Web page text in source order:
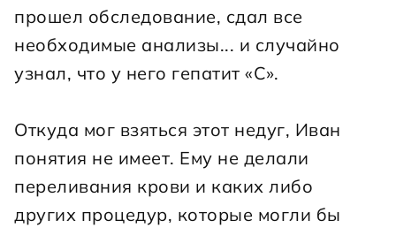
прошел обследование, сдал все
необходимые анализы... и случайно
узнал, что у него гепатит «С».
Откуда мог взяться этот недуг, Иван
понятия не имеет. Ему не делали
переливания крови и каких либо
других процедур, которые могли бы